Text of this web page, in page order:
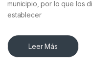
municipio, por lo que los
establecer
Leer Más